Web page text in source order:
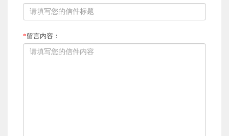
*留言内容：